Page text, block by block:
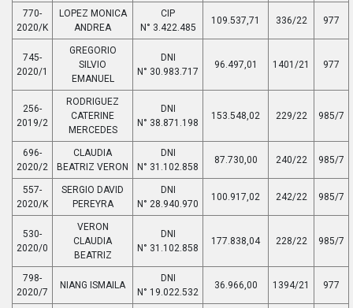
770-
2020/K
LOPEZ MONICA
ANDREA
CIP
N° 3.422.485
109.537,71 336/22 977
745-
2020/1
GREGORIO
SILVIO
EMANUEL
DNI
N° 30.983.717
96.497,01 1401/21 977
256-
2019/2
RODRIGUEZ
CATERINE
MERCEDES
DNI
N° 38.871.198
153.548,02 229/22 985/7
696-
2020/2
CLAUDIA
BEATRIZ VERON
DNI
N° 31.102.858
87.730,00 240/22 985/7
557-
2020/K
SERGIO DAVID
PEREYRA
DNI
N° 28.940.970
100.917,02 242/22 985/7
530-
2020/0
VERON
CLAUDIA
BEATRIZ
DNI
N° 31.102.858
177.838,04 228/22 985/7
798-
2020/7
NIANG ISMAILA
DNI
N° 19.022.532
36.966,00 1394/21 977